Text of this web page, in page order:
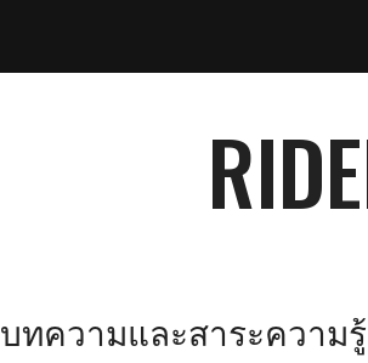
บทความและสาระความรู้